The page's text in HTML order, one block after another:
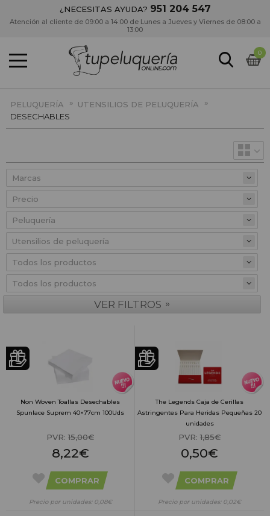
¿NECESITAS AYUDA? 951 204 547
Atención al cliente de 09:00 a 14:00 de Lunes a Jueves y Viernes de 08:00 a
13:00
0
PELUQUERÍA » UTENSILIOS DE PELUQUERÍA
»
DESECHABLES
Precio
VER FILTROS »
Non Woven Toallas Desechables
Spunlace Suprem 40×77cm 100Uds
PVR: 15,00€
8,22€
COMPRAR
Precio por unidades: 0,08€
The Legends Caja de Cerillas
Astringentes Para Heridas Pequeñas 20
unidades
PVR: 1,85€
0,50€
COMPRAR
Precio por unidades: 0,02€